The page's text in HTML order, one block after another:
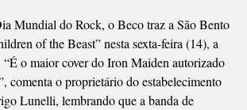
OF
THE
BEAST”
Mundial do Rock, o Beco traz a São Bento
of the Beast” nesta sexta-feira (14), a
“É o maior cover do Iron Maiden autorizado
comenta o proprietário do estabelecimento
Lunelli, lembrando que a banda de